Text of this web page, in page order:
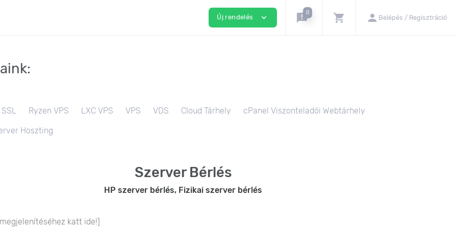
Új rendelés expand_more announcement0 shopping_cart person Belépés / Regisztráció
SSL Ryzen VPS LXC VPS VPS VDS Cloud Tárhely cPanel Viszonteladói Webtárhely
Hoszting
Szerver Bérlés
HP szerver bérlés, Fizikai szerver bérlés
katt ide!]